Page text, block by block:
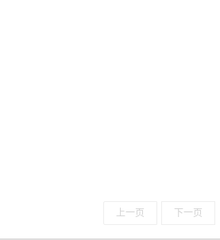
上一页 下一页